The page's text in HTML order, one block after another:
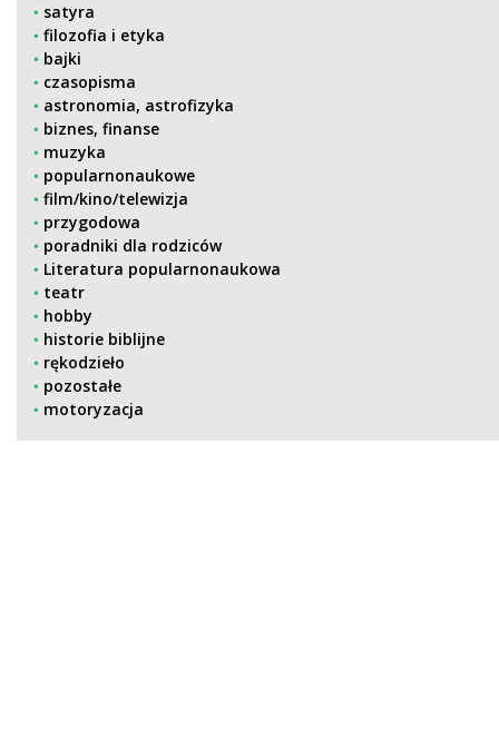
satyra
filozofia i etyka
bajki
czasopisma
astronomia, astrofizyka
biznes, finanse
muzyka
popularnonaukowe
film/kino/telewizja
przygodowa
poradniki dla rodziców
Literatura popularnonaukowa
teatr
hobby
historie biblijne
rękodzieło
pozostałe
motoryzacja